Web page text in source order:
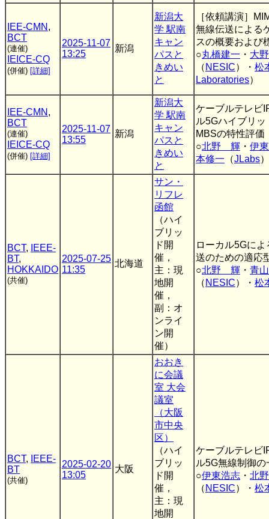
IEE-CMN ,
BCT
(連催)
IEICE-CQ
(併催) [詳細]
2025-11-07
13:25
新潟
新潟大
学 駅南
キャン
パスと
きめい
と
［依頼講演］
無線伝送による
スの概要および
○丸橋建一 ・ 大
（ NESIC）・ 松
Laboratories）
IEE-CMN ,
BCT
(連催)
IEICE-CQ
(併催) [詳細]
2025-11-07
13:55
新潟
新潟大
学 駅南
キャン
パスと
きめい
と
ケーブルテレビ
ル5Gハイブリ
MBSの特性評価
○北野 輝 ・ 伊
本修一 （JLabs）
BCT,
IEEE-
BT,
HOKKAIDO
(共催)
2025-07-25
11:35
北海道
サン・
リフレ
函館
（ハイ
ブリッ
ド開
催，
主：現
地開
催，
副：オ
ンライ
ン開
催）
ローカル5Gに
送のための適応
○北野 輝 ・ 青
（ NESIC）・ 松
BCT,
IEEE-
BT
(共催)
2025-02-20
13:05
大阪
おおき
に会議
室 大会
議室
（大阪
市中央
区）
（ハイ
ブリッ
ド開
催，
主：現
地開
ケーブルテレビ
ル5G無線制御の
○伊東浩志 ・ 北
（ NESIC）・ 松